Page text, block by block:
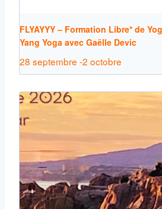
FLYAYYY – Formation Libre* de
Yang Yoga avec Gaëlle Devic
28 septembre -2 octobre